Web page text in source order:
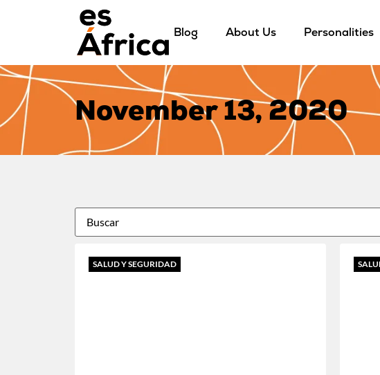
Blog About Us Personalities
November 13, 2020
SALUD Y SEGURIDAD